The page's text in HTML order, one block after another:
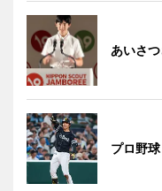
あいさ
プロ野